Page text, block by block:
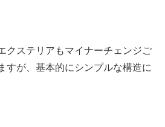
クステリアもマイナーチェンジご
すが、基本的にシンプルな構造に